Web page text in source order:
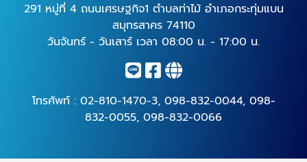
291 หมู่ที่ 4 ถนนเศรษฐกิจ1 ตำบลท่าไม้ อำเภอกระทุ่มแบน
สมุทรสาคร 74110
วันจันทร์ - วันเสาร์ เวลา 08:00 น. - 17:00 น.
โทรศัพท์ : 02-810-1470-3, 098-832-0044, 098-
832-0055, 098-832-0066